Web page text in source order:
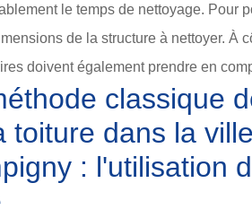
le temps de nettoyage. Pour
de la structure à nettoyer. À
doivent également prendre en
classique
toiture dans la
: l'utilisation